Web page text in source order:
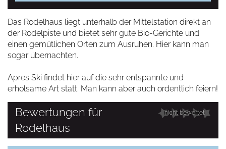
Das Rodelhaus liegt unterhalb der Mittelstation direkt an
der Rodelpiste und bietet sehr gute Bio-Gerichte und
einen gemütlichen Orten zum Ausruhen. Hier kann man
sogar übernachten.
Apres Ski findet hier auf die sehr entspannte und
erholsame Art statt. Man kann aber auch ordentlich feiern!
nicht bewertet
Bewertungen für
Rodelhaus